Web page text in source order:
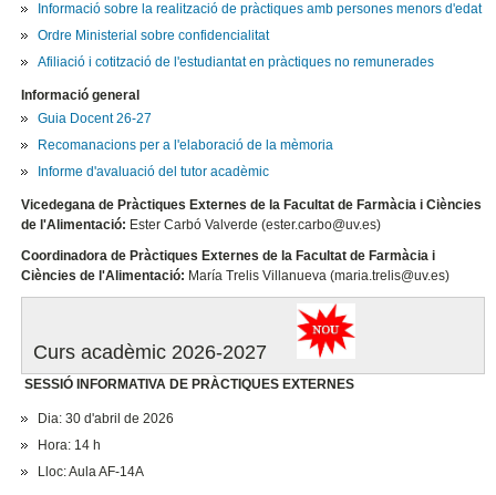
Informació sobre la realització de pràctiques amb persones menors d'edat
Ordre Ministerial sobre confidencialitat
Afiliació i cotització de l'estudiantat en pràctiques no remunerades
Informació general
Guia Docent 26-27
Recomanacions per a l'elaboració de la mèmoria
Informe d'avaluació del tutor acadèmic
Vicedegana de Pràctiques Externes de la Facultat de Farmàcia i Ciències
de l'Alimentació: Ester Carbó Valverde (ester.carbo@uv.es)
Coordinadora de Pràctiques Externes de la Facultat de Farmàcia i
Ciències de l'Alimentació: María Trelis Villanueva (maria.trelis@uv.es)
Curs acadèmic 2026-2027
SESSIÓ INFORMATIVA DE PRÀCTIQUES EXTERNES
Dia: 30 d'abril de 2026
Hora: 14 h
Lloc: Aula AF-14A